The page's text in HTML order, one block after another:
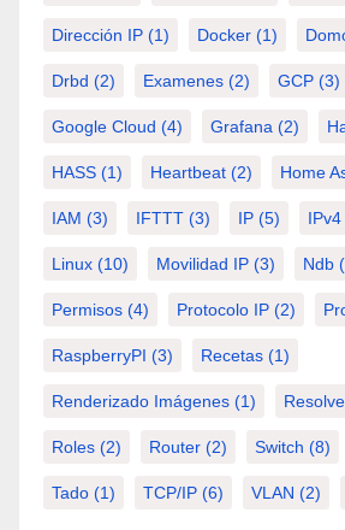
Dirección IP (1) Docker (1)
Drbd (2) Examenes (2) GCP (3)
Google Cloud (4) Grafana (2)
HASS (1) Heartbeat (2) Home
IAM (3) IFTTT (3) IP (5) IPv4
Linux (10) Movilidad IP (3) Ndb
Permisos (4) Protocolo IP (2)
RaspberryPI (3) Recetas (1)
Renderizado Imágenes (1)
Roles (2) Router (2) Switch (8)
Tado (1) TCP/IP (6) VLAN (2)